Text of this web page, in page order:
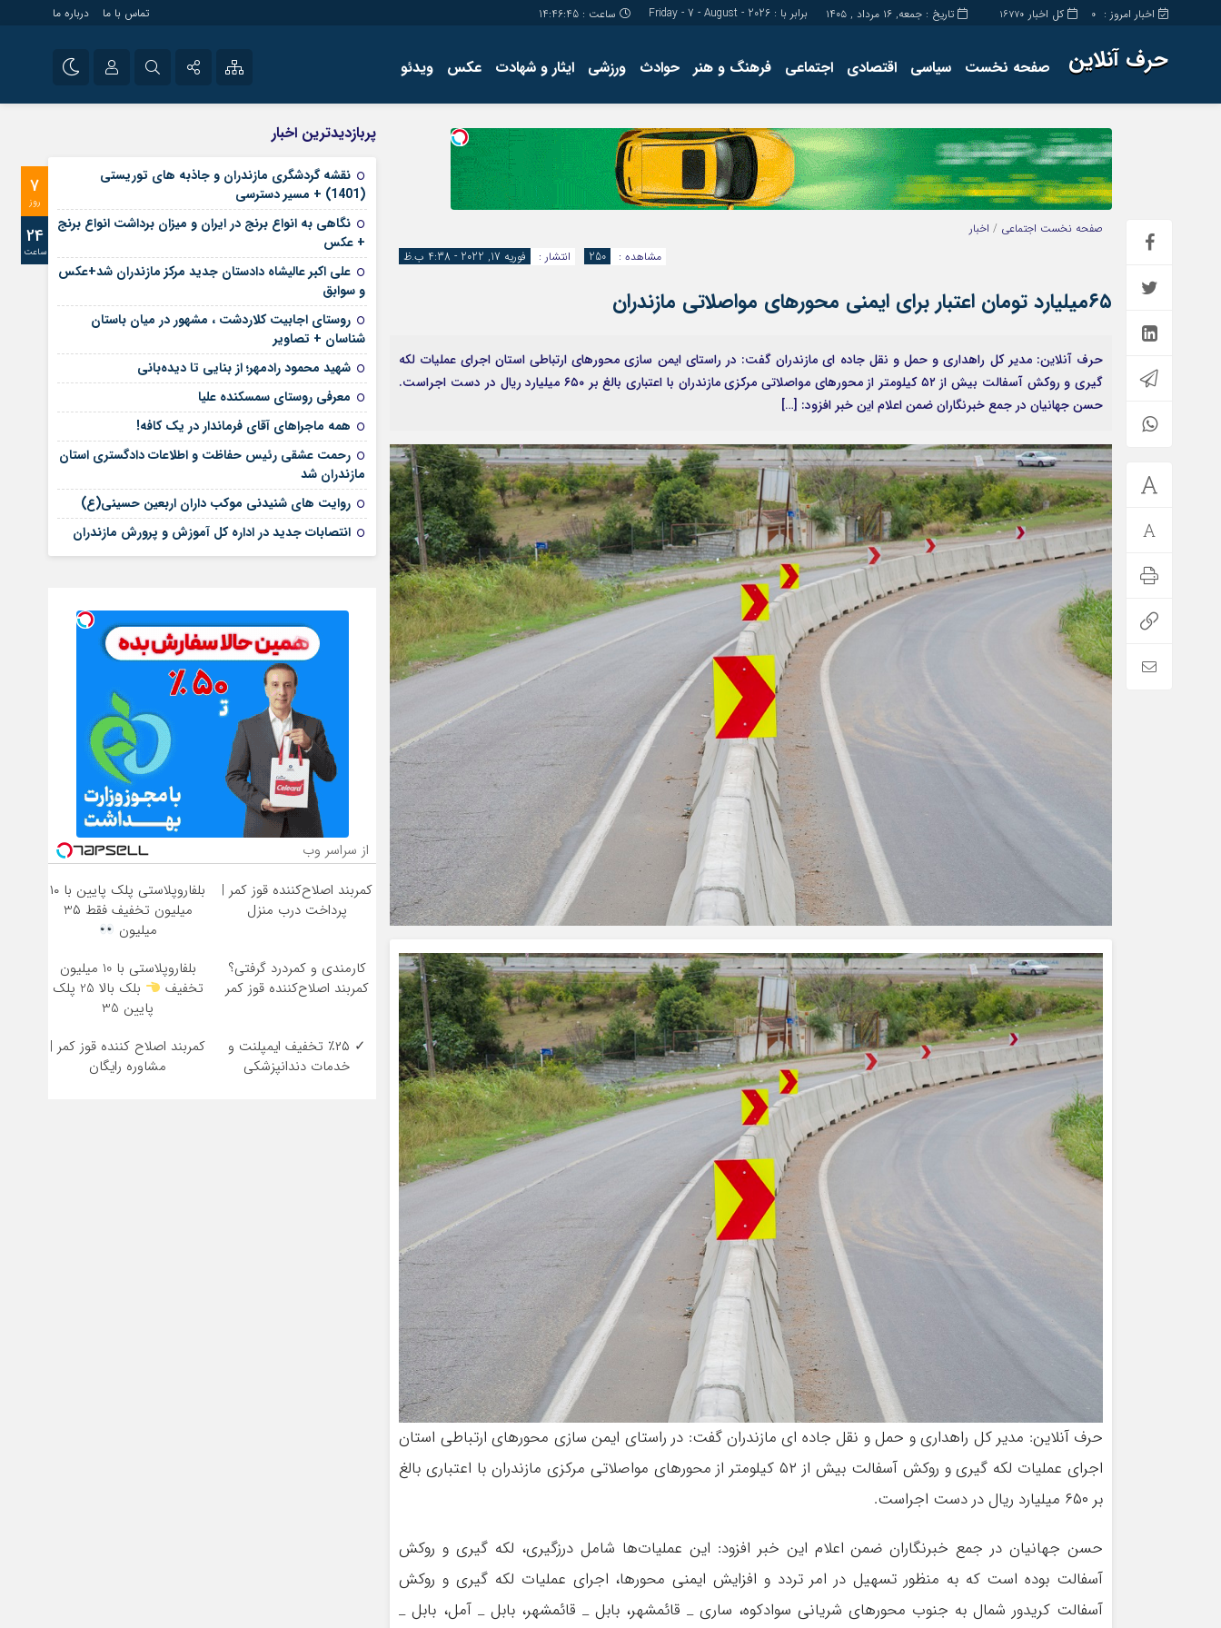
کل اخبار 16770 اخبار امروز : 0 تاریخ : جمعه, ۱۶ مرداد , ۱۴۰۵ برابر با : Friday - 7 - August - 2026 ساعت : 14:46:46 تماس با ما درباره ما
حرف آنلاین صفحه نخست سیاسی اقتصادی اجتماعی فرهنگ و هنر حوادث ورزشی ایثار و شهادت عکس ویدئو
آپارات
رمز عبور
مرا به خاطر بسپار
کارگاه آموزشی راه اندازی سایت و
تولید محتوا سایت های خبری و
مجله ای
صفحه نخست اجتماعی / اخبار
انتشار :
فوریه 17, 2022 - 4:38 ب.ظ مشاهده : 250
۶۵میلیارد تومان اعتبار برای ایمنی محورهای مواصلاتی مازندران
حرف آنلاین: مدیر کل راهداری و حمل و نقل جاده ای مازندران گفت: در راستای ایمن سازی محورهای ارتباطی استان اجرای عملیات لکه
گیری و روکش آسفالت بیش از ۵۲ کیلومتر از محورهای مواصلاتی مرکزی مازندران با اعتباری بالغ بر ۶۵۰ میلیارد ریال در دست اجراست.
حسن جهانیان در جمع خبرنگاران ضمن اعلام این خبر افزود: […]
حرف آنلاین: مدیر کل راهداری و حمل و نقل جاده ای مازندران گفت: در راستای ایمن سازی محورهای ارتباطی استان
اجرای عملیات لکه گیری و روکش آسفالت بیش از ۵۲ کیلومتر از محورهای مواصلاتی مرکزی مازندران با اعتباری بالغ
بر ۶۵۰ میلیارد ریال در دست اجراست.
حسن جهانیان در جمع خبرنگاران ضمن اعلام این خبر افزود: این عملیات‌ها شامل درزگیری، لکه گیری و روکش
آسفالت بوده است که به منظور تسهیل در امر تردد و افزایش ایمنی محورها، اجرای عملیات لکه گیری و روکش
آسفالت کریدور شمال به جنوب محورهای شریانی سوادکوه، ساری _ قائمشهر، بابل _ قائمشهر، بابل _ آمل، بابل _
پربازدیدترین اخبار
7
روز
24
ساعت
نقشه گردشگری مازندران و جاذبه های توریستی
(1401) + مسیر دسترسی
نگاهی به انواع برنج در ایران و میزان برداشت انواع برنج
+ عکس
علی‌ اکبر عالیشاه دادستان جدید مرکز مازندران شد+عکس
و سوابق
روستای اجابیت کلاردشت ، مشهور در میان باستان
شناسان + تصاویر
شهید محمود رادمهر؛ از بنایی تا دیده‌بانی
معرفی روستای سمسکنده علیا
همه ماجراهای آقای فرماندار در یک کافه!
رحمت عشقی رئیس حفاظت و اطلاعات دادگستری استان
مازندران شد
روایت های شنیدنی موکب داران اربعین حسینی(ع)
انتصابات جدید در اداره کل آموزش و پرورش مازندران
از سراسر وب
کمربند اصلاح‌کننده قوز کمر |
پرداخت درب منزل
بلفاروپلاستی پلک پایین با ۱۰
میلیون تخفیف فقط 3۵
میلیون
کارمندی و کمردرد گرفتی؟
کمربند اصلاح‌کننده قوز کمر
بلفاروپلاستی با 10 میلیون
تخفیف
بلک بالا 25 پلک
پایین 35
✓ ٪۲۵ تخفیف ایمپلنت و
خدمات دندانپزشکی
کمربند اصلاح کننده قوز کمر |
مشاوره رایگان